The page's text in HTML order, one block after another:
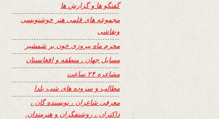
گفتگو ها و گزارش ها
مجموعه های قلمی هنر خوشنویسی
ونقاشی
محرم ماه پیروزی خون بر شمشیر
مسایل جهان ، منطقه و افغانستان
مشاعره ۲۴ ساعت
مطالب و سروده های شب یلدا
معرفی شاعران ، نویسنده گان ،
داکتران ، روشنفگران و هنرمندان.